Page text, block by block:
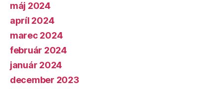
máj 2024
apríl 2024
marec 2024
február 2024
január 2024
december 2023